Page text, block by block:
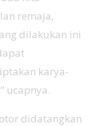
remaja,
dilakukan ini
karya-
ucapnya.
didatangkan